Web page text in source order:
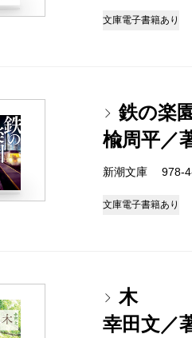
文庫電子書籍あり
鉄の楽
楡周平／
新潮文庫 978-
文庫電子書籍あり
木
幸田文／